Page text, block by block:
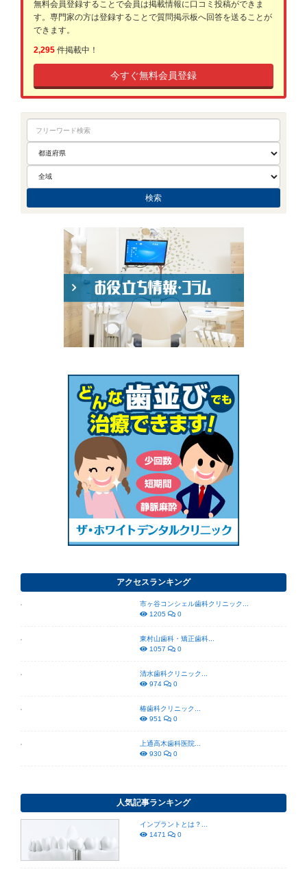
無料会員登録することで会員は掲載情報に口コミ投稿ができま
す。専門家の方は登録することで質問掲示板へ回答を送ることが
できます。
2,295 件掲載中！
今すぐ無料会員登録
アクセスランキング
市ヶ谷コンシェル歯科クリニック...
1205
0
東村山歯科・矯正歯科...
1057
0
清水歯科クリニック...
974
0
椿歯科クリニック...
951
0
上通高木歯科医院...
930
0
人気記事ランキング
インプラントとは？...
1471
0